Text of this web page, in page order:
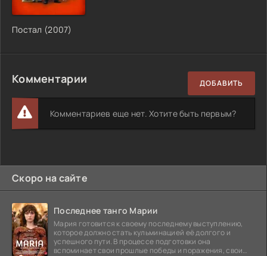
Постал (2007)
Комментарии ДОБАВИТЬ
Комментариев еще нет. Хотите быть первым?
Скоро на сайте
Последнее танго Марии
Мария готовится к своему последнему выступлению,
которое должно стать кульминацией её долгого и
успешного пути. В процессе подготовки она
вспоминает свои прошлые победы и поражения, свои